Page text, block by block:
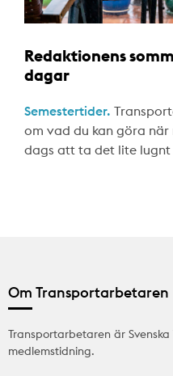
Redaktionens
dagar
Semestertider.
om vad du kan göra
dags att ta det lite lugnt
Om Transportarbetaren
Transportarbetaren är
medlemstidning.